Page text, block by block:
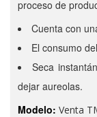
proceso de
Cuenta con
El consumo
Seca
dejar aureolas.
Modelo: Venta